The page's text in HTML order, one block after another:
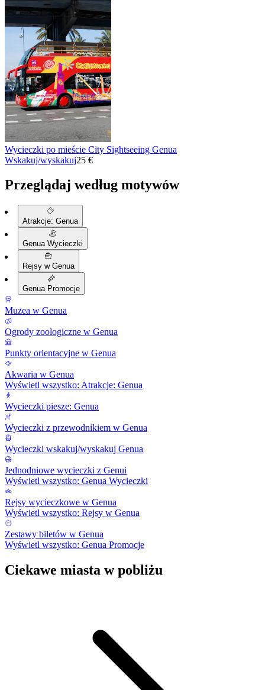
Wycieczki po mieście City Sightseeing Genua
Wskakuj/wyskakuj25 €
Przeglądaj według motywów
Atrakcje: Genua
Genua Wycieczki
Rejsy w Genua
Genua Promocje
Muzea w Genua
Ogrody zoologiczne w Genua
Punkty orientacyjne w Genua
Akwaria w Genua
Wyświetl wszystko: Atrakcje: Genua
Wycieczki piesze: Genua
Wycieczki z przewodnikiem w Genua
Wycieczki wskakuj/wyskakuj Genua
Jednodniowe wycieczki z Genui
Wyświetl wszystko: Genua Wycieczki
Rejsy wycieczkowe w Genua
Wyświetl wszystko: Rejsy w Genua
Zestawy biletów w Genua
Wyświetl wszystko: Genua Promocje
Ciekawe miasta w pobliżu